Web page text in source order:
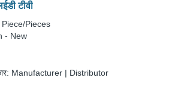
टीवी
Piece/Pieces
- New
Manufacturer | Distributor